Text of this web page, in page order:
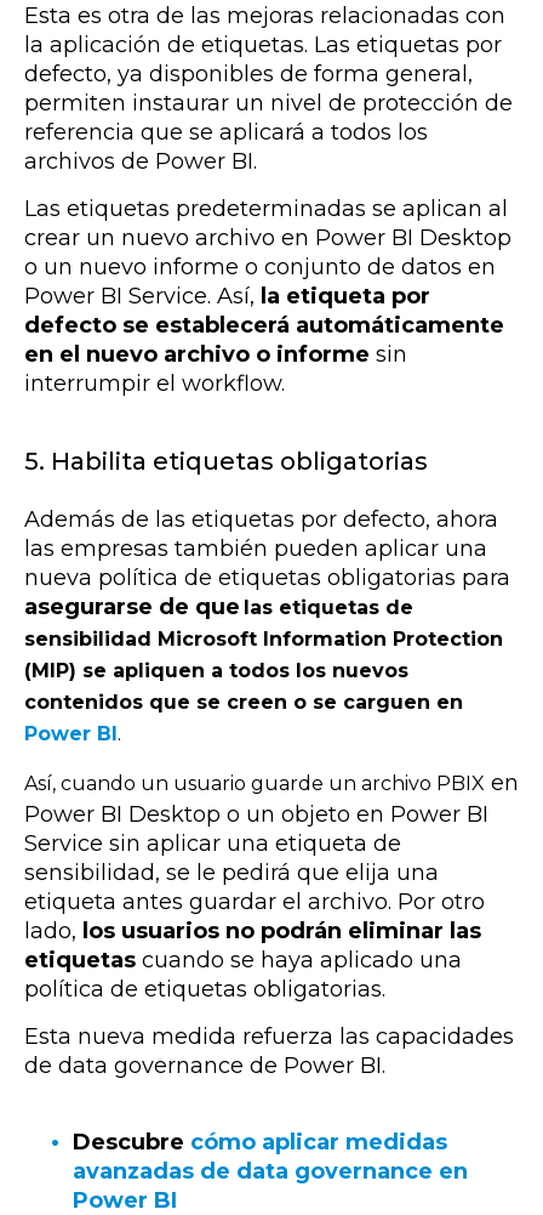
Esta es otra de las mejoras relacionadas con
la aplicación de etiquetas. Las etiquetas por
defecto, ya disponibles de forma general,
permiten instaurar un nivel de protección de
referencia que se aplicará a todos los
archivos de Power BI.
Las etiquetas predeterminadas se aplican al
crear un nuevo archivo en Power BI Desktop
o un nuevo informe o conjunto de datos en
Power BI Service. Así, la etiqueta por
defecto se establecerá automáticamente
en el nuevo archivo o informe sin
interrumpir el workflow.
5. Habilita etiquetas obligatorias
Además de las etiquetas por defecto, ahora
las empresas también pueden aplicar una
nueva política de etiquetas obligatorias para
asegurarse de que las etiquetas de
sensibilidad Microsoft Information Protection
(MIP) se apliquen a todos los nuevos
contenidos que se creen o se carguen en
Power BI .
Así, cuando un usuario guarde un archivo PBIX en
Power BI Desktop o un objeto en Power BI
Service sin aplicar una etiqueta de
sensibilidad, se le pedirá que elija una
etiqueta antes guardar el archivo. Por otro
lado, los usuarios no podrán eliminar las
etiquetas cuando se haya aplicado una
política de etiquetas obligatorias.
Esta nueva medida refuerza las capacidades
de data governance de Power BI.
Descubre cómo aplicar medidas
avanzadas de data governance en
Power BI